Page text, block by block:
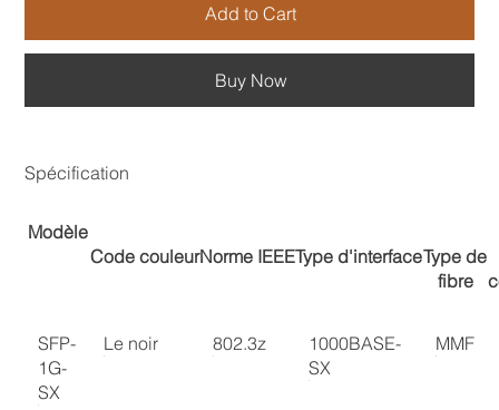
Add to Cart
Buy Now
Spécification
Modèle
Code couleurNorme IEEEType d'interfaceType de
fibre
SFP-
1G-
SX
Le noir 802.3z
1000BASE-
SX
MMF